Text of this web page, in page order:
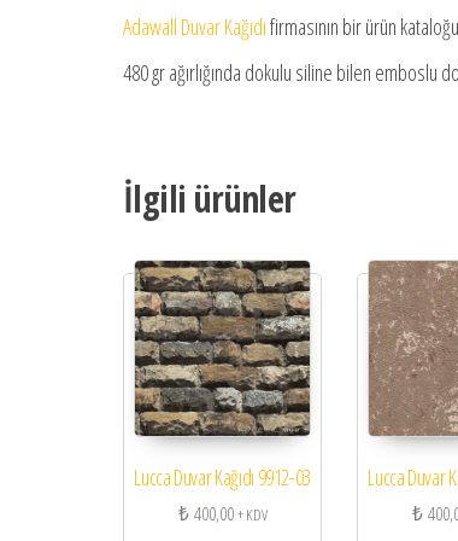
Adawall Duvar Kağıdıfirmasının bir ürün
480 gr ağırlığında dokulu siline bilen emboslu
İlgili ürünler
Lucca Duvar Kağıdı 9912-03
₺400,00+ KDV
Lucca Duvar
₺